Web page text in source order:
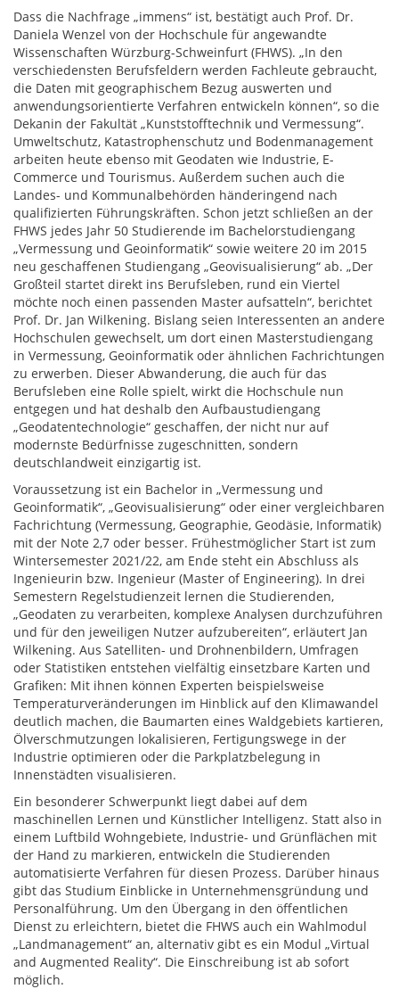
Dass die Nachfrage „immens“ ist, bestätigt auch Prof. Dr.
Daniela Wenzel von der Hochschule für angewandte
Wissenschaften Würzburg-Schweinfurt (FHWS). „In den
verschiedensten Berufsfeldern werden Fachleute gebraucht,
die Daten mit geographischem Bezug auswerten und
anwendungsorientierte Verfahren entwickeln können“, so die
Dekanin der Fakultät „Kunststofftechnik und Vermessung“.
Umweltschutz, Katastrophenschutz und Bodenmanagement
arbeiten heute ebenso mit Geodaten wie Industrie, E-
Commerce und Tourismus. Außerdem suchen auch die
Landes- und Kommunalbehörden händeringend nach
qualifizierten Führungskräften. Schon jetzt schließen an der
FHWS jedes Jahr 50 Studierende im Bachelorstudiengang
„Vermessung und Geoinformatik“ sowie weitere 20 im 2015
neu geschaffenen Studiengang „Geovisualisierung“ ab. „Der
Großteil startet direkt ins Berufsleben, rund ein Viertel
möchte noch einen passenden Master aufsatteln“, berichtet
Prof. Dr. Jan Wilkening. Bislang seien Interessenten an andere
Hochschulen gewechselt, um dort einen Masterstudiengang
in Vermessung, Geoinformatik oder ähnlichen Fachrichtungen
zu erwerben. Dieser Abwanderung, die auch für das
Berufsleben eine Rolle spielt, wirkt die Hochschule nun
entgegen und hat deshalb den Aufbaustudiengang
„Geodatentechnologie“ geschaffen, der nicht nur auf
modernste Bedürfnisse zugeschnitten, sondern
deutschlandweit einzigartig ist.
Voraussetzung ist ein Bachelor in „Vermessung und
Geoinformatik“, „Geovisualisierung“ oder einer vergleichbaren
Fachrichtung (Vermessung, Geographie, Geodäsie, Informatik)
mit der Note 2,7 oder besser. Frühestmöglicher Start ist zum
Wintersemester 2021/22, am Ende steht ein Abschluss als
Ingenieurin bzw. Ingenieur (Master of Engineering). In drei
Semestern Regelstudienzeit lernen die Studierenden,
„Geodaten zu verarbeiten, komplexe Analysen durchzuführen
und für den jeweiligen Nutzer aufzubereiten“, erläutert Jan
Wilkening. Aus Satelliten- und Drohnenbildern, Umfragen
oder Statistiken entstehen vielfältig einsetzbare Karten und
Grafiken: Mit ihnen können Experten beispielsweise
Temperaturveränderungen im Hinblick auf den Klimawandel
deutlich machen, die Baumarten eines Waldgebiets kartieren,
Ölverschmutzungen lokalisieren, Fertigungswege in der
Industrie optimieren oder die Parkplatzbelegung in
Innenstädten visualisieren.
Ein besonderer Schwerpunkt liegt dabei auf dem
maschinellen Lernen und Künstlicher Intelligenz. Statt also in
einem Luftbild Wohngebiete, Industrie- und Grünflächen mit
der Hand zu markieren, entwickeln die Studierenden
automatisierte Verfahren für diesen Prozess. Darüber hinaus
gibt das Studium Einblicke in Unternehmensgründung und
Personalführung. Um den Übergang in den öffentlichen
Dienst zu erleichtern, bietet die FHWS auch ein Wahlmodul
„Landmanagement“ an, alternativ gibt es ein Modul „Virtual
and Augmented Reality“. Die Einschreibung ist ab sofort
möglich.